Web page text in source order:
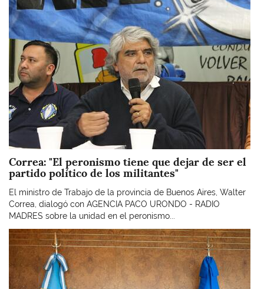
Correa: "El peronismo tiene que dejar de ser el
partido político de los militantes"
El ministro de Trabajo de la provincia de Buenos Aires, Walter
Correa, dialogó con AGENCIA PACO URONDO - RADIO
MADRES sobre la unidad en el peronismo...
Imagen